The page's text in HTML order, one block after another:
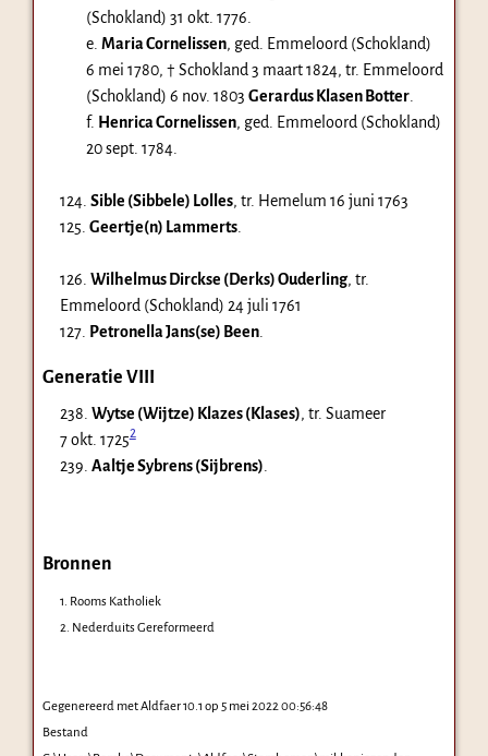
(Schokland) 31 okt. 1776
e. Maria Cornelissen, ged. Emmeloord (Schokland)
6 mei 1780, † Schokland 3 maart 1824, tr. Emmeloord
(Schokland) 6 nov. 1803 Gerardus Klasen Botter.
f. Henrica Cornelissen, ged. Emmeloord (Schokland)
20 sept. 1784.
124. Sible (Sibbele) Lolles, tr. Hemelum 16 juni 1763
125. Geertje(n) Lammerts.
126. Wilhelmus Dirckse (Derks) Ouderling, tr.
Emmeloord (Schokland) 24 juli 1761
127. Petronella Jans(se) Been.
Generatie VIII
238. Wytse (Wijtze) Klazes (Klases), tr. Suameer
7 okt. 17252
239. Aaltje Sybrens (Sijbrens)
Bronnen
1. Rooms Katholiek
2. Nederduits Gereformeerd
Gegenereerd met Aldfaer 10.1 op 5 mei 202200:56:48
Bestand